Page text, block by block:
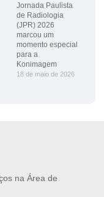
Jornada Paulista
de Radiologia
(JPR) 2026
marcou um
momento especial
para a
Konimagem
18 de maio de 2026
na Área de